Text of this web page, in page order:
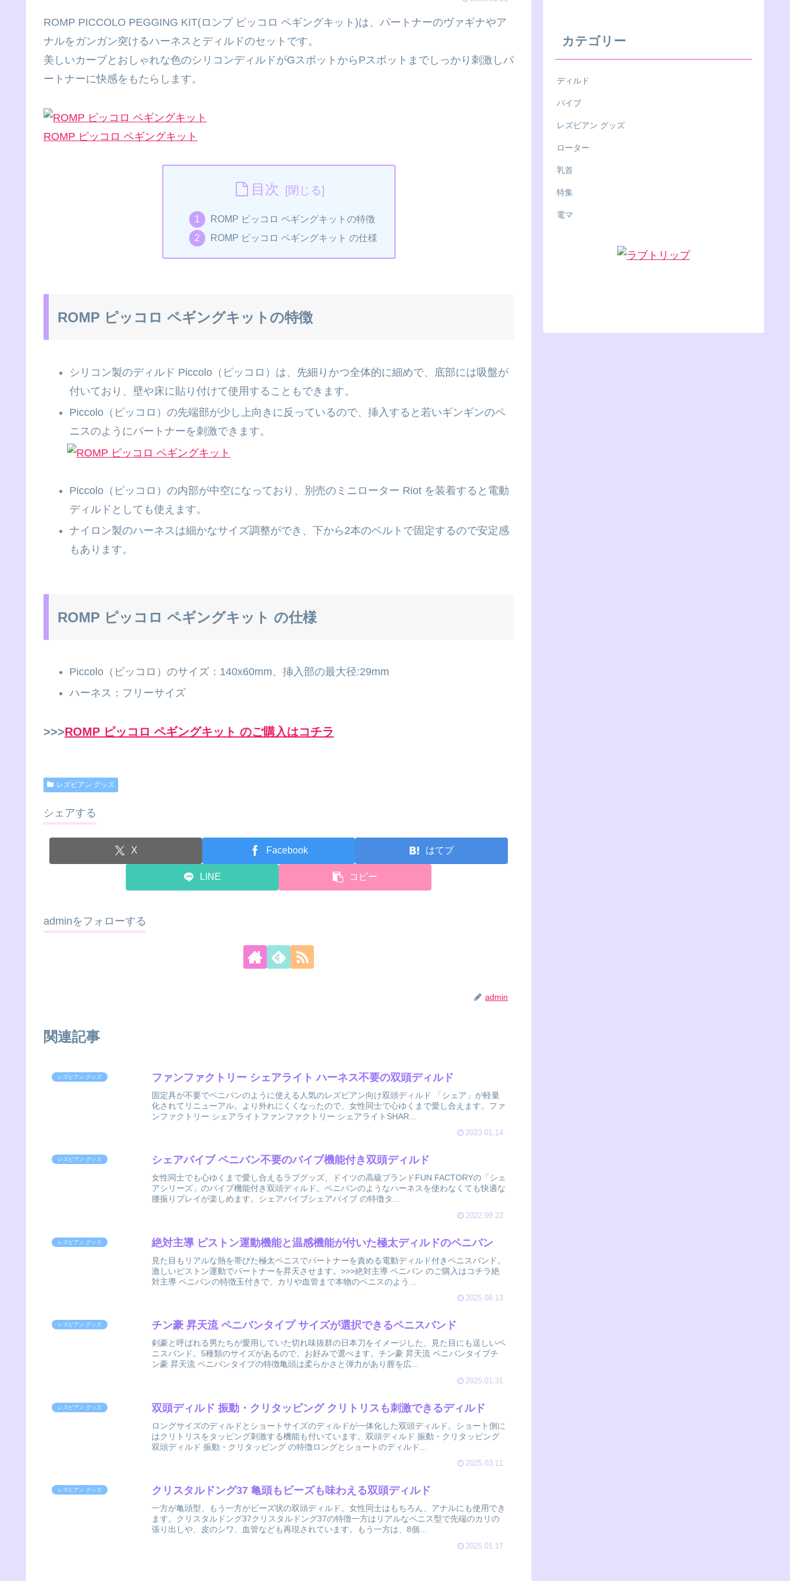
ROMP PICCOLO PEGGING KIT(ロンプ ピッコロ ペギングキット)は、パートナーのヴァギナやア
ナルをガンガン突けるハーネスとディルドのセットです。
美しいカーブとおしゃれな色のシリコンディルドがGスポットからPスポットまでしっかり刺激しパ
ートナーに快感をもたらします。
ROMP ピッコロ ペギングキット
目次
ROMP ピッコロ ペギングキットの特徴
ROMP ピッコロ ペギングキット の仕様
ROMP ピッコロ ペギングキットの特徴
シリコン製のディルド Piccolo（ピッコロ）は、先細りかつ全体的に細めで、底部には吸盤が
付いており、壁や床に貼り付けて使用することもできます。
Piccolo（ピッコロ）の先端部が少し上向きに反っているので、挿入すると若いギンギンのペ
ニスのようにパートナーを刺激できます。
Piccolo（ピッコロ）の内部が中空になっており、別売のミニローター Riot を装着すると電動
ディルドとしても使えます。
ナイロン製のハーネスは細かなサイズ調整ができ、下から2本のベルトで固定するので安定感
もあります。
ROMP ピッコロ ペギングキット の仕様
Piccolo（ピッコロ）のサイズ：140x60mm、挿入部の最大径:29mm
ハーネス：フリーサイズ
>>>ROMP ピッコロ ペギングキット のご購入はコチラ
レズビアン グッズ
シェアする
X Facebook はてブ
LINE コピー
adminをフォローする
admin
関連記事
レズビアン グッズ ファンファクトリー シェアライト ハーネス不要の双頭ディルド
固定具が不要でペニバンのように使える人気のレズビアン向け双頭ディルド 「シェア」が軽量
化されてリニューアル。より外れにくくなったので、女性同士で心ゆくまで愛し合えます。ファ
ンファクトリー シェアライトファンファクトリー シェアライトSHAR...
2023.01.14
レズビアン グッズ シェアバイブ ペニバン不要のバイブ機能付き双頭ディルド
女性同士でも心ゆくまで愛し合えるラブグッズ、ドイツの高級ブランドFUN FACTORYの「シェ
アシリーズ」のバイブ機能付き双頭ディルド。ペニバンのようなハーネスを使わなくても快適な
腰振りプレイが楽しめます。シェアバイブシェアバイブ の特徴タ...
2022.09.23
レズビアン グッズ 絶対主導 ピストン運動機能と温感機能が付いた極太ディルドのペニバン
見た目もリアルな熱を帯びた極太ペニスでパートナーを責める電動ディルド付きペニスバンド。
激しいピストン運動でパートナーを昇天させます。>>>絶対主導 ペニバン のご購入はコチラ絶
対主導 ペニバンの特徴玉付きで、カリや血管まで本物のペニスのよう...
2025.08.13
レズビアン グッズ チン豪 昇天流 ペニバンタイプ サイズが選択できるペニスバンド
剣豪と呼ばれる男たちが愛用していた切れ味抜群の日本刀をイメージした、見た目にも逞しいペ
ニスバンド。5種類のサイズがあるので、お好みで選べます。チン豪 昇天流 ペニバンタイプチ
ン豪 昇天流 ペニバンタイプの特徴亀頭は柔らかさと弾力があり膣を広...
2025.01.31
レズビアン グッズ 双頭ディルド 振動・クリタッピング クリトリスも刺激できるディルド
ロングサイズのディルドとショートサイズのディルドが一体化した双頭ディルド。ショート側に
はクリトリスをタッピング刺激する機能も付いています。双頭ディルド 振動・クリタッピング
双頭ディルド 振動・クリタッピング の特徴ロングとショートのディルド...
2025.03.11
レズビアン グッズ クリスタルドング37 亀頭もビーズも味わえる双頭ディルド
一方が亀頭型、もう一方がビーズ状の双頭ディルド。女性同士はもちろん、アナルにも使用でき
ます。クリスタルドング37クリスタルドング37の特徴一方はリアルなペニス型で先端のカリの
張り出しや、皮のシワ、血管なども再現されています。もう一方は、8個...
2025.01.17
カテゴリー
ディルド
バイブ
レズビアン グッズ
ローター
乳首
特集
電マ